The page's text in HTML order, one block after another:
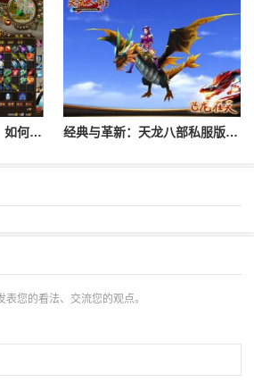
【天龙八部私服全攻略】如何轻松上手？ 经典与革新：天龙八部私服版新特性大放送
您的看法、交流您的观点。